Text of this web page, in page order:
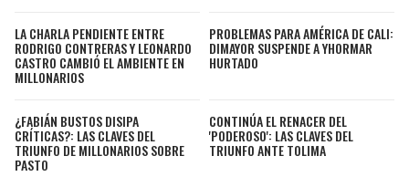
LA CHARLA PENDIENTE ENTRE
RODRIGO CONTRERAS Y LEONARDO
CASTRO CAMBIÓ EL AMBIENTE EN
MILLONARIOS
PROBLEMAS PARA AMÉRICA DE CALI:
DIMAYOR SUSPENDE A YHORMAR
HURTADO
¿FABIÁN BUSTOS DISIPA
CRÍTICAS?: LAS CLAVES DEL
TRIUNFO DE MILLONARIOS SOBRE
PASTO
CONTINÚA EL RENACER DEL
'PODEROSO': LAS CLAVES DEL
TRIUNFO ANTE TOLIMA